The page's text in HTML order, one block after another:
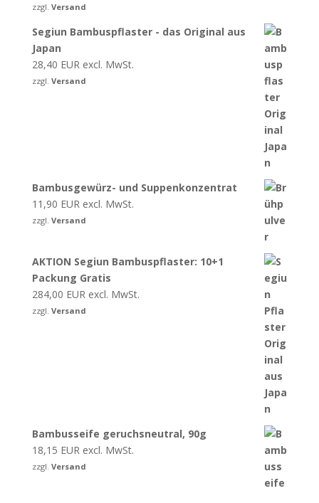
zzgl. Versand
Segiun Bambuspflaster - das Original aus
Japan
28,40 EUR excl. MwSt.
zzgl. Versand
Bambusgewürz- und Suppenkonzentrat
11,90 EUR excl. MwSt.
zzgl. Versand
AKTION Segiun Bambuspflaster: 10+1
Packung Gratis
284,00 EUR excl. MwSt.
zzgl. Versand
Bambusseife geruchsneutral, 90g
18,15 EUR excl. MwSt.
zzgl. Versand